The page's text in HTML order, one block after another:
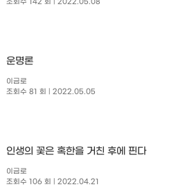
조회수 142 회
| 2022.05.08
운명론
이금로
조회수 81 회
| 2022.05.05
인생의 꽃은 혹한을 거친 후에 핀다
이금로
조회수 106 회
| 2022.04.21